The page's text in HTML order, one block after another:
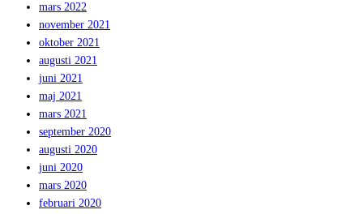
mars 2022
november 2021
oktober 2021
augusti 2021
juni 2021
maj 2021
mars 2021
september 2020
augusti 2020
juni 2020
mars 2020
februari 2020